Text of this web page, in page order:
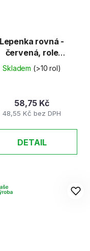
Lepenka rovná -
červená, role
(E-Welle)
Skladem (>10 rol)
48,55 Kč bez DPH
58,75 Kč
DETAIL